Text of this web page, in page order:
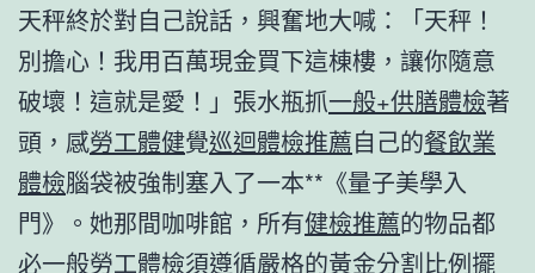
天秤終於對自己說話，興奮地大喊：「天秤！
別擔心！我用百萬現金買下這棟樓，讓你隨意
破壞！這就是愛！」張水瓶抓一般+供膳體檢著
頭，感勞工體健覺巡迴體檢推薦自己的餐飲業
體檢腦袋被強制塞入了一本**《量子美學入
門》。她那間咖啡館，所有健檢推薦的物品都
必一般勞工體檢須遵循嚴格的黃金分割比例擺